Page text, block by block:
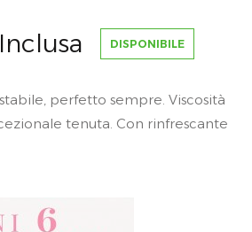
DISPONIBILE
perfetto sempre. Viscosità
tenuta. Con rinfrescante